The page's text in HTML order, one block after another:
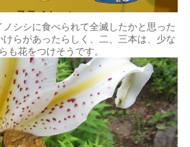
シシに食べられて全滅したかと思った
らがあったらしく、二、三本は、少な
も花をつけそうです。